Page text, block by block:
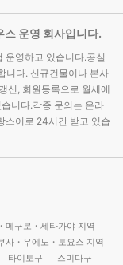
운영 회사입니다.
운영하고 있습니다.공실
니다. 신규건물이나 본사
신, 회원등록으로 월세에
니다.각종 문의는 온라
스어로 24시간 받고 있습
메구로・세타가야 지역
사・우에노・토요스 지역
타이토구
스미다구